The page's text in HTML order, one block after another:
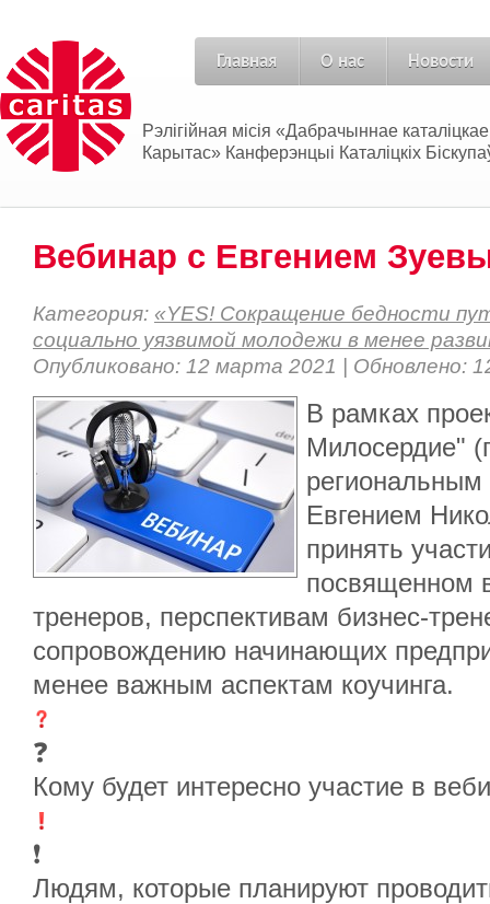
Главная О нас Новости
Рэлігійная місія «Дабрачыннае
Карытас» Канферэнцыі Каталіцкіх
Вебинар с Евгением
Категория: «YES! Сокращение бедности
социально уязвимой молодежи в менее
Опубликовано: 12 марта 2021 | Обновлено:
В рамках
Милосердие"
Евгением
принять
посвященном
тренеров, перспективам бизнес-
сопровождению начинающих
менее важным аспектам коучинга.
❓
Кому будет интересно участие в
❗
Людям, которые планируют